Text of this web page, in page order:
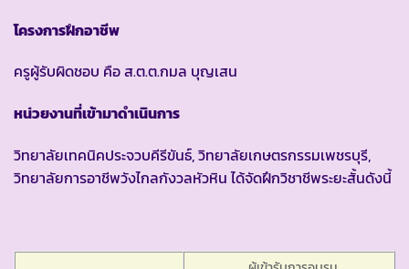
โครงการฝึกอาชีพ
ครูผู้รับผิดชอบ คือ ส.ต.ต.กมล บุญเสน
หน่วยงานที่เข้ามาดำเนินการ
วิทยาลัยเทคนิคประจวบคีรีขันธ์, วิทยาลัยเกษตรกรรมเพชรบุรี,
วิทยาลัยการอาชีพวังไกลกังวลหัวหิน ได้จัดฝึกวิชาชีพระยะสั้นดังนี้